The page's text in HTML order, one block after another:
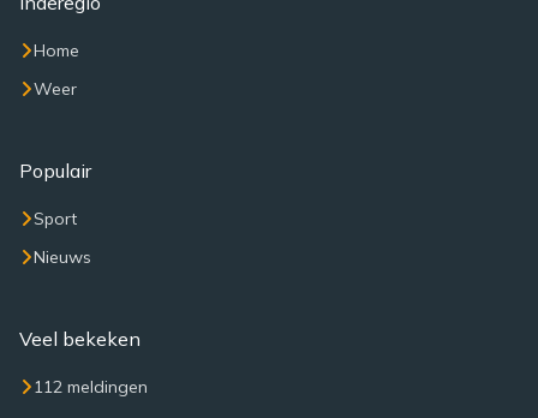
Home
Weer
Populair
Sport
Nieuws
Veel bekeken
112 meldingen